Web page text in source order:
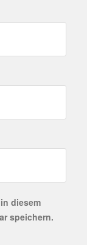
diesem
speichern.